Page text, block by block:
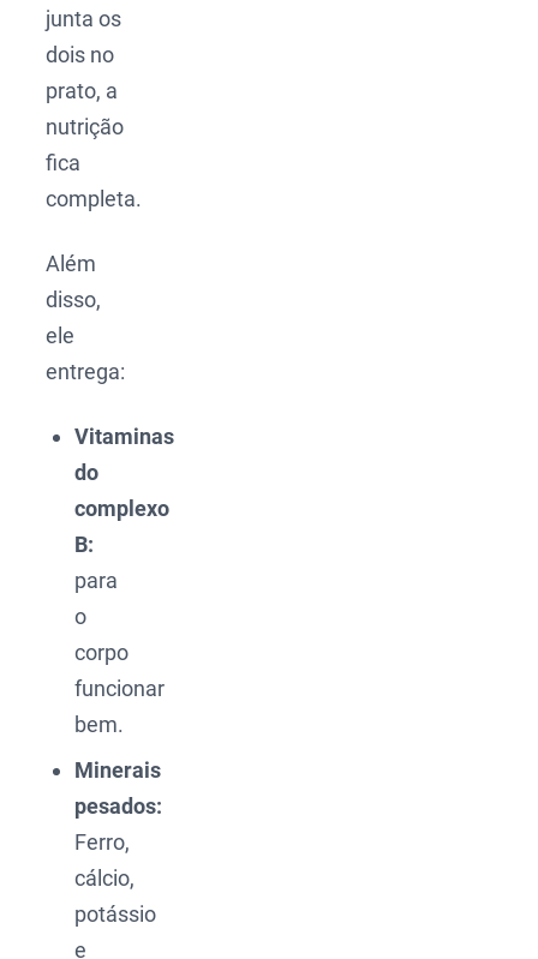
junta os
dois no
prato, a
nutrição
fica
completa.
Além
disso,
ele
entrega:
Vitaminas
do
complexo
B:
para
o
corpo
funcionar
bem.
Minerais
pesados:
Ferro,
cálcio,
potássio
e